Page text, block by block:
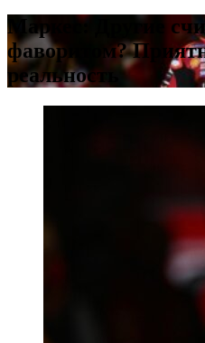
Маркес: Другие
фаворитом?
реальность